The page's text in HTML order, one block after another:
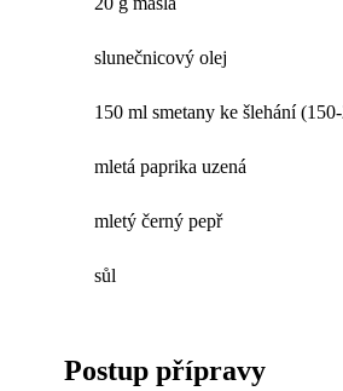
slunečnicový olej
150 ml smetany ke šlehání
mletá paprika uzená
mletý černý pepř
sůl
Postup přípravy